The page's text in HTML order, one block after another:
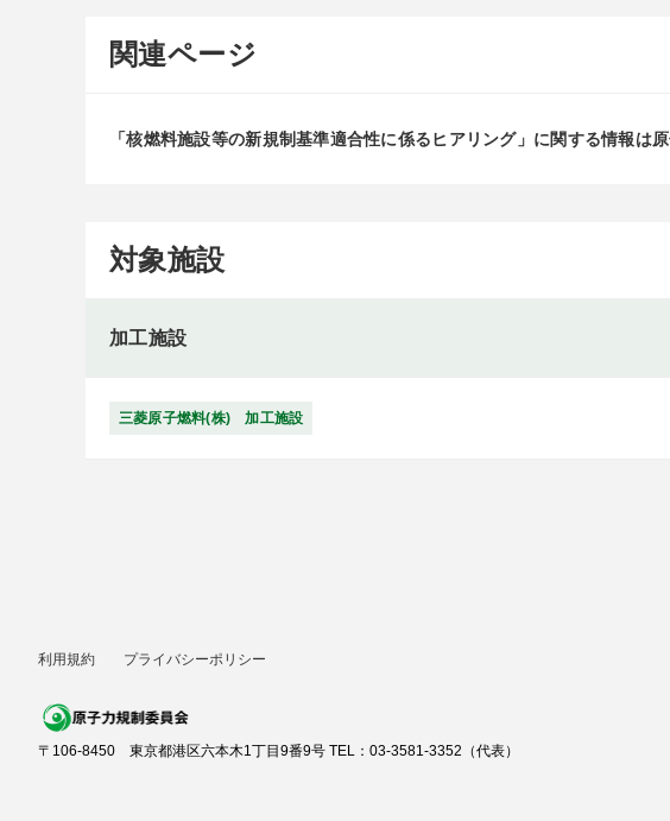
関連ページ
「核燃料施設等の新規制基準適合性に係るヒアリング」に関する情報は
対象施設
加工施設
三菱原子燃料(株) 加工施設
利用規約 プライバシーポリシー
〒106-8450 東京都港区六本木1丁目9番9号 TEL：03-3581-3352（代表）